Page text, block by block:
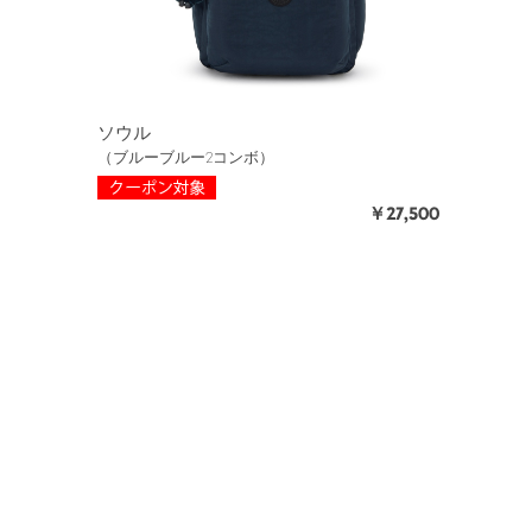
ソウル
（ブルーブルー2コンボ）
￥27,500